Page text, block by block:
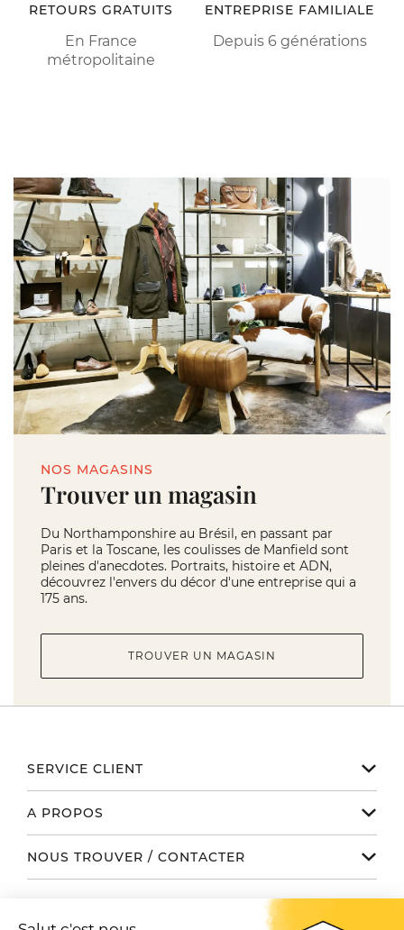
RETOURS GRATUITS
En France
métropolitaine
ENTREPRISE FAMILIALE
Depuis 6 générations
NOS MAGASINS
Trouver un magasin
Du Northamponshire au Brésil, en passant par
Paris et la Toscane, les coulisses de Manfield sont
pleines d'anecdotes. Portraits, histoire et ADN,
découvrez l'envers du décor d'une entreprise qui a
175 ans.
TROUVER UN MAGASIN
SERVICE CLIENT
de 9h à 17h du lundi au vendredi
Téléphone01 78 35 10 20
Conditions générales des promotions
A PROPOS
Nos engagements
Le Club
NOUS TROUVER / CONTACTER